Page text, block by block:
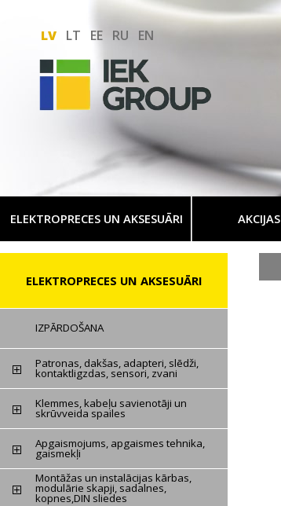
LV LT EE RU EN
ELEKTROPRECES UN AKSESUĀRI AKCIJAS
ELEKTROPRECES UN AKSESUĀRI
IZPĀRDOŠANA
Patronas, dakšas, adapteri, slēdži,
kontaktligzdas, sensori, zvani
Klemmes, kabeļu savienotāji un
skrūvveida spailes
Apgaismojums, apgaismes tehnika,
gaismekļi
Montāžas un instalācijas kārbas,
modulārie skapji, sadalnes,
kopnes,DIN sliedes